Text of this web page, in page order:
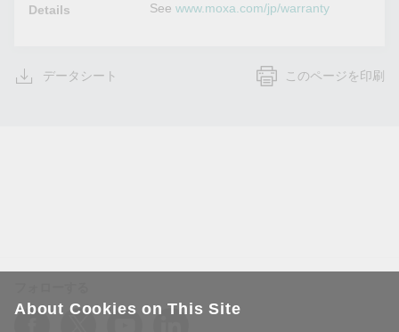
Details Seewww.moxa.com/jp/warranty
データシート このページを印刷
About Cookies on This Site